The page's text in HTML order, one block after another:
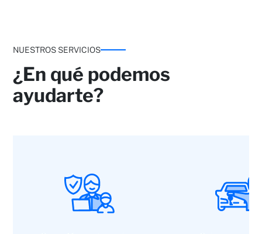
NUESTROS SERVICIOS
¿En qué podemos
ayudarte?